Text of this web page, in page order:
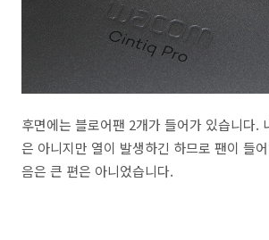
후면에는 블로어팬 2개가 들어가 있습니다.
은 아니지만 열이 발생하긴 하므로 팬이 들
음은 큰 편은 아니었습니다.